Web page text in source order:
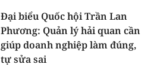
Đại biểu Quốc hội Trần Lan
Phương: Quản lý hải quan cần
giúp doanh nghiệp làm đúng,
tự sửa sai